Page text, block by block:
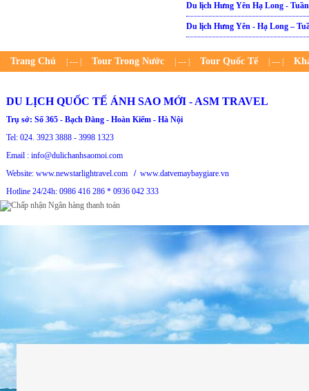
Du lịch Hưng Yên Hạ Long -
Du lịch Hưng Yên - Hạ Long –
Trang Chủ | --- | Tour Trong Nước | --- | Tour Quốc Tế | --- |
DU LỊCH QUỐC TẾ ÁNH SAO MỚI - ASM TRAVEL
Trụ sở: Số 365 - Bạch Đằng - Hoàn Kiếm - Hà Nội
Tel: 024. 3923 3888 - 3998 1323
Email : info@dulichanhsaomoi.com
Website: www.newstarlightravel.com
/ www.datvemaybaygiare.vn
Hotline 24/24h: 0986 416 286 * 0936 042 333